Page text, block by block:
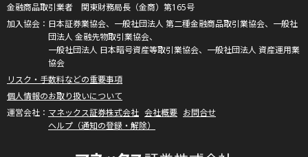
金融商品取引業者 関東財務局長（金商）第165号
日本証券業協会、一般社団法人 第二種金融商品取引業協会、一般社
団法人 金融先物取引業協会、
一般社団法人 日本暗号資産等取引業協会、一般社団法人 資産運用業
協会
リスク・手数料などの重要事項
個人情報のお取り扱いについて
マネックス証券株式会社 会社概要 お問合せ
ヘルプ（通知の登録・解除）